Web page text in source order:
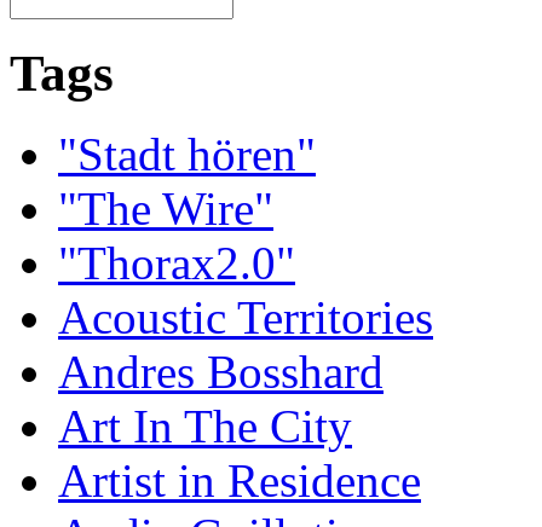
Tags
"Stadt hören"
"The Wire"
"Thorax2.0"
Acoustic Territories
Andres Bosshard
Art In The City
Artist in Residence